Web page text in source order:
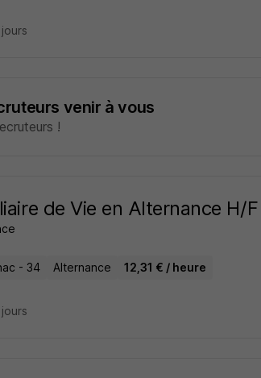
venir à vous
!
de Vie en Alternance H/F
- 34 Alternance 12,31 € / heure